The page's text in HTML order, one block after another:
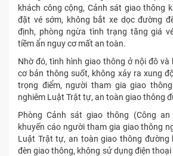
khách công cộng, Cảnh sát giao thông
đặt vé sớm, không bắt xe dọc đường
định, phòng ngừa tình trạng tăng giá
tiềm ẩn nguy cơ mất an toàn.
Nhờ đó, tình hình giao thông ở nội đô
cơ bản thông suốt, không xảy ra xung
trọng điểm, người tham gia giao
nghiêm Luật Trật tự, an toàn giao thông
Phòng Cảnh sát giao thông (Công
khuyến cáo người tham gia giao thông
Luật Trật tự, an toàn giao thông đường
đèn giao thông, không sử dụng điện thoại